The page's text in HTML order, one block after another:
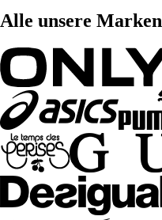
Alle unsere Marken